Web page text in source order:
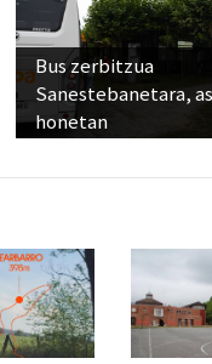
Bus zerbitzua
Sanestebanetara,
honetan